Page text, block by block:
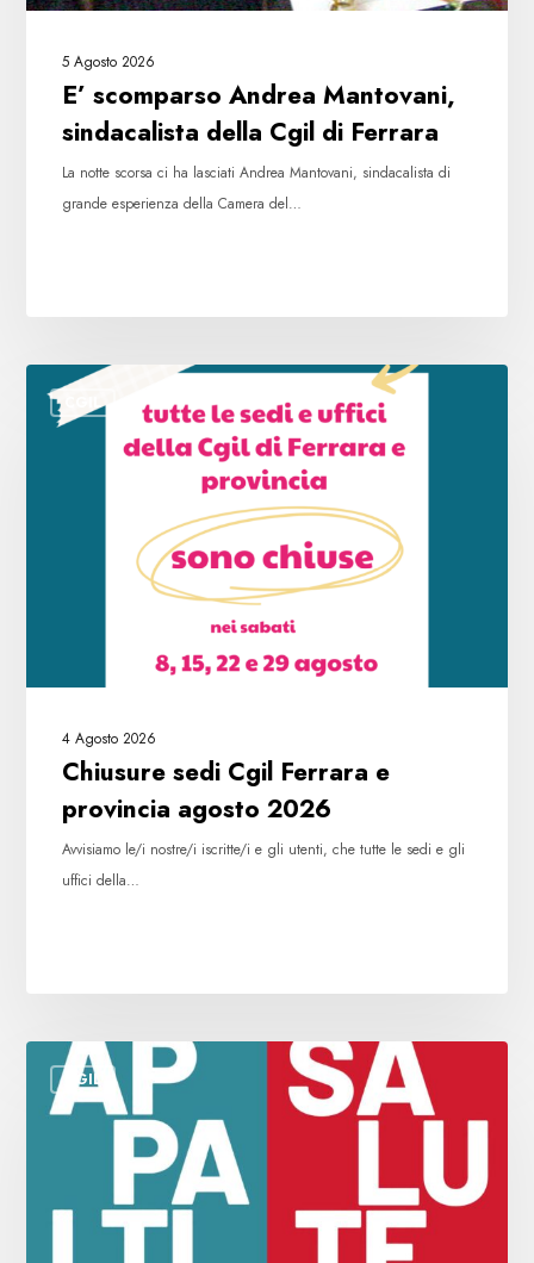
5 Agosto 2026
E’ scomparso Andrea Mantovani,
sindacalista della Cgil di Ferrara
La notte scorsa ci ha lasciati Andrea Mantovani, sindacalista di
grande esperienza della Camera del…
CGIL
Chiusure
sedi
4 Agosto 2026
Chiusure sedi Cgil Ferrara e
provincia agosto 2026
Avvisiamo le/i nostre/i iscritte/i e gli utenti, che tutte le sedi e gli
uffici della…
CGIL
Leggi
appalti
prosegue